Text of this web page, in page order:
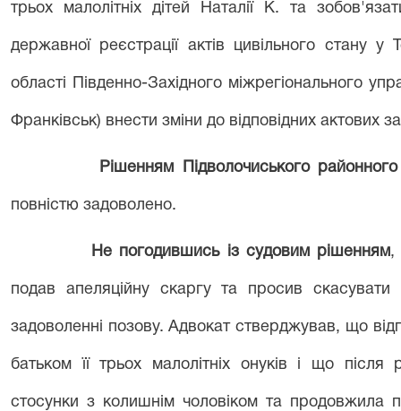
трьох малолітніх дітей Наталії К. та
державної реєстрації актів цивільного стану у
області Південно-Західного міжрегіонального
Франківськ) внести зміни до відповідних актових
Рішенням Підволочиського
повністю задоволено.
Не погодившись із судовим рішенням,
подав апеляційну скаргу та просив
задоволенні позову. Адвокат стверджував, що
батьком її трьох малолітніх онуків і що
стосунки з колишнім чоловіком та